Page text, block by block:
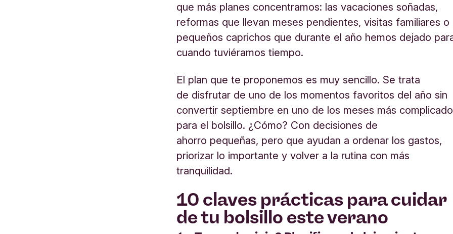
que más planes concentramos: las vacaciones soñadas,
reformas que llevan meses pendientes, visitas familiares o
pequeños caprichos que durante el año hemos dejado
cuando tuviéramos tiempo.
El plan que te proponemos es muy sencillo. Se trata
de disfrutar de uno de los momentos favoritos del año sin
convertir septiembre en uno de los meses más
para el bolsillo. ¿Cómo? Con decisiones de
ahorro pequeñas, pero que ayudan a ordenar los gastos,
priorizar lo importante y volver a la rutina con más
tranquilidad.
10 claves prácticas para cuidar
de tu bolsillo este verano